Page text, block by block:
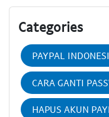
Categories
PAYPAL
CARA GANTI
HAPUS AKUN